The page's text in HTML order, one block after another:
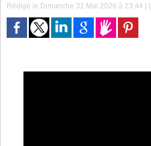
Rédigé le Dimanche 31 Mai 2026 à 23:44 |